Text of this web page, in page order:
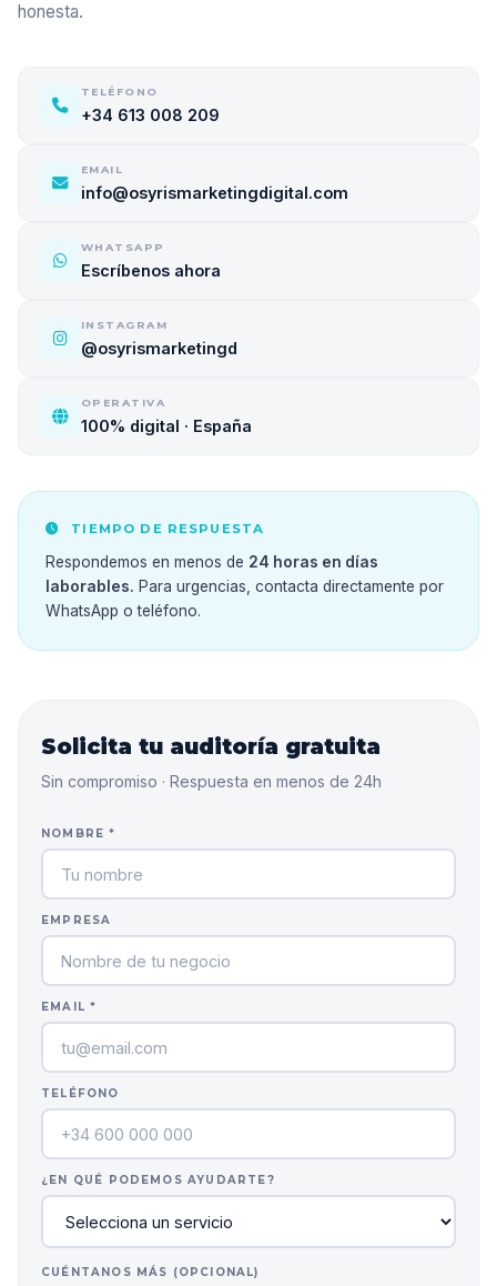
honesta.
TELÉFONO
+34 613 008 209
EMAIL
info@osyrismarketingdigital.com
WHATSAPP
Escríbenos ahora
INSTAGRAM
@osyrismarketingd
OPERATIVA
100% digital · España
TIEMPO DE RESPUESTA
Respondemos en menos de 24 horas en días
laborables. Para urgencias, contacta directamente por
WhatsApp o teléfono.
Solicita tu auditoría gratuita
Sin compromiso · Respuesta en menos de 24h
NOMBRE *
EMPRESA
EMAIL *
TELÉFONO
¿EN QUÉ PODEMOS AYUDARTE?
CUÉNTANOS MÁS (OPCIONAL)